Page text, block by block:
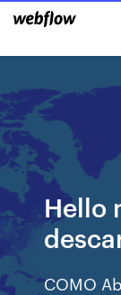
Hello
COMO